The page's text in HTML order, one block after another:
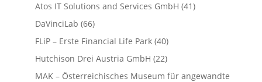
Atos IT Solutions and Services GmbH (41)
DaVinciLab (66)
FLiP – Erste Financial Life Park(40)
Hutchison Drei Austria GmbH (22)
MAK – Österreichisches Museum für angewandte